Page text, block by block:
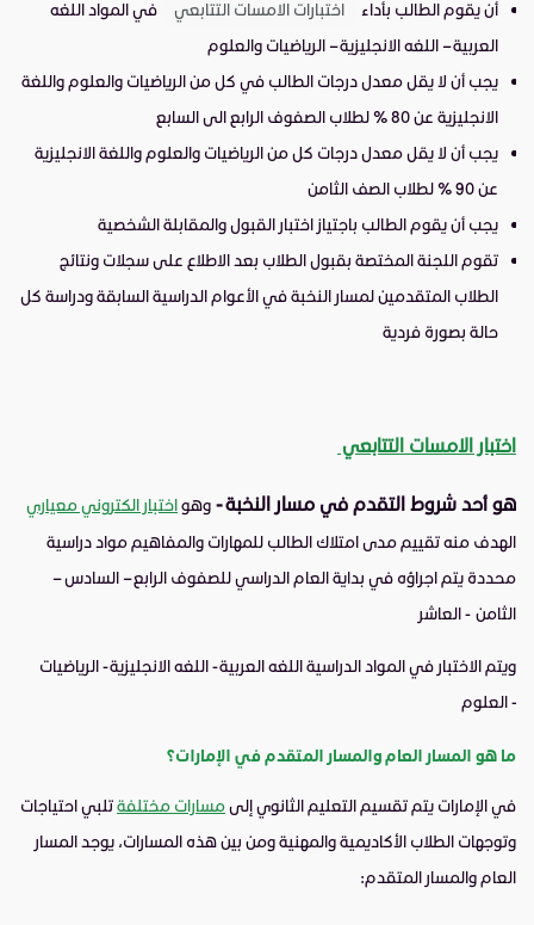
أن يقوم الطالب بأداء
اختبارات الامسات التتابعي
في المواد اللغه
العربية – اللغه الانجليزية – الرياضيات والعلوم
يجب أن لا يقل معدل درجات الطالب في كل من الرياضيات والعلوم واللغة
الانجليزية عن 80 % لطلاب الصفوف الرابع الى السابع
يجب أن لا يقل معدل درجات كل من الرياضيات والعلوم واللغة الانجليزية
عن 90 % لطلاب الصف الثامن
يجب أن يقوم الطالب باجتياز اختبار القبول والمقابلة الشخصية
تقوم اللجنة المختصة بقبول الطلاب بعد الاطلاع على سجلات ونتائج
الطلاب المتقدمين لمسار النخبة في الأعوام الدراسية السابقة ودراسة كل
حالة بصورة فردية
اختبار الامسات التتابعي
هو أحد شروط التقدم في مسار النخبة - وهواختبار الكتروني معياري
الهدف منه تقييم مدى امتلاك الطالب للمهارات والمفاهيم مواد دراسية
محددة يتم اجراؤه في بداية العام الدراسي للصفوف الرابع – السادس –
الثامن - العاشر
ويتم الاختبار في المواد الدراسية اللغه العربية - اللغه الانجليزية - الرياضيات
- العلوم
ما هو المسار العام والمسار المتقدم في الإمارات؟
في الإمارات يتم تقسيم التعليم الثانوي إلىمسارات مختلفةتلبي احتياجات
وتوجهات الطلاب الأكاديمية والمهنية ومن بين هذه المسارات، يوجد المسار
العام والمسار المتقدم: